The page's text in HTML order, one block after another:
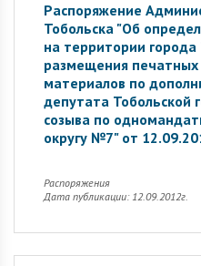
Распоряжение
Тобольска "Об
на территории города
размещения
материалов по
депутата Тобольской
созыва по
округу №7" от
Распоряжения
Дата публикации: 12.09.2012г.